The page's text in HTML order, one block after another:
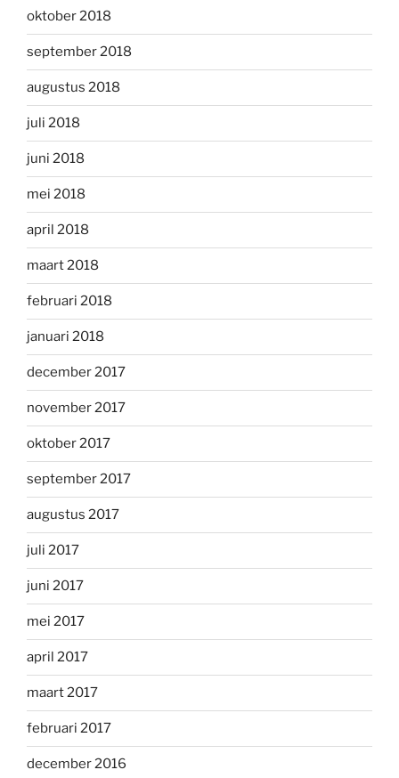
oktober 2018
september 2018
augustus 2018
juli 2018
juni 2018
mei 2018
april 2018
maart 2018
februari 2018
januari 2018
december 2017
november 2017
oktober 2017
september 2017
augustus 2017
juli 2017
juni 2017
mei 2017
april 2017
maart 2017
februari 2017
december 2016